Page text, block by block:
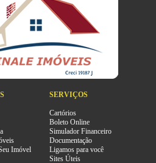
Imóvel
SERVIÇOS
Cartórios
Boleto Online
Simulador Financeiro
Documentação
Ligamos para você
Sites Úteis